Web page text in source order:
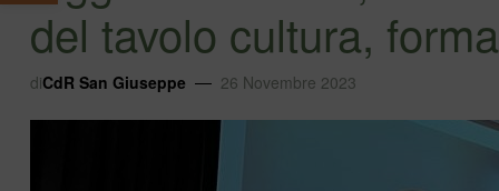
del tavolo cultura,
diCdR San Giuseppe 26 Novembre 2023